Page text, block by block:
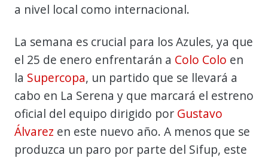
a nivel local como internacional.
La semana es crucial para los Azules, ya que
el 25 de enero enfrentarán a Colo Colo en
la Supercopa, un partido que se llevará a
cabo en La Serena y que marcará el estreno
oficial del equipo dirigido por Gustavo
Álvarez en este nuevo año. A menos que se
produzca un paro por parte del Sifup, este